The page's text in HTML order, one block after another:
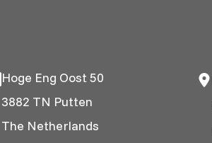
Hoge Eng Oost 50
3882 TN Putten
The Netherlands